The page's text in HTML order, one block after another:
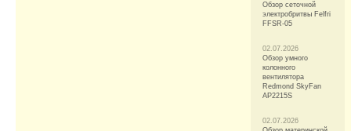
Обзор сеточной
электробритвы Felfri
FFSR-05
02.07.2026
Обзор умного
колонного
вентилятора
Redmond SkyFan
AP2215S
02.07.2026